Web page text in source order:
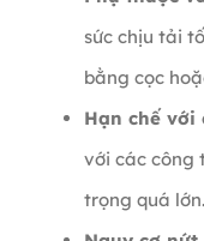
sức chịu tải
bằng cọc
Hạn chế
với các công
trọng quá lớn.